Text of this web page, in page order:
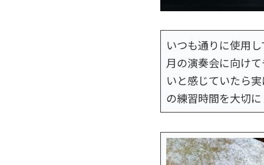
いつも通りに使用
月の演奏会に向け
いと感じていたら
の練習時間を大切